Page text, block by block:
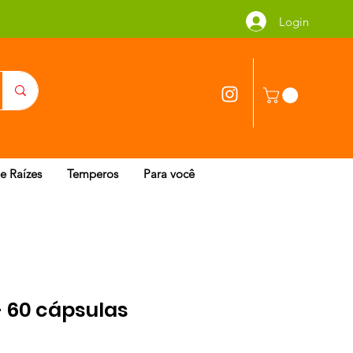
Login
Raízes Temperos Para você
60 cápsulas